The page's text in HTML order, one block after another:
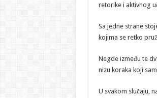
retorike i aktivnog
Sa jedne strane
kojima se retko
Negde između te
nizu koraka koji
U svakom slučaju,